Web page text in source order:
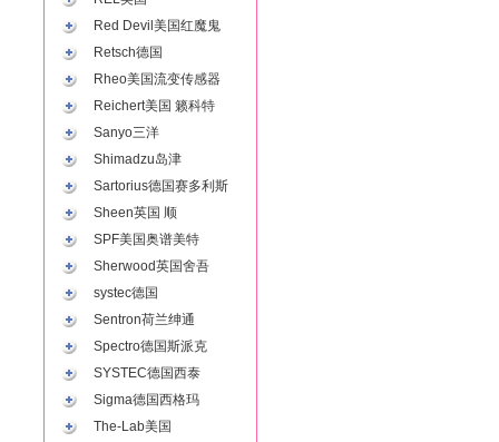
Red Devil美国红魔鬼
Retsch德国
Rheo美国流变传感器
Reichert美国 籁科特
Sanyo三洋
Shimadzu岛津
Sartorius德国赛多利斯
Sheen英国 顺
SPF美国奥谱美特
Sherwood英国舍吾
systec德国
Sentron荷兰绅通
Spectro德国斯派克
SYSTEC德国西泰
Sigma德国西格玛
The-Lab美国